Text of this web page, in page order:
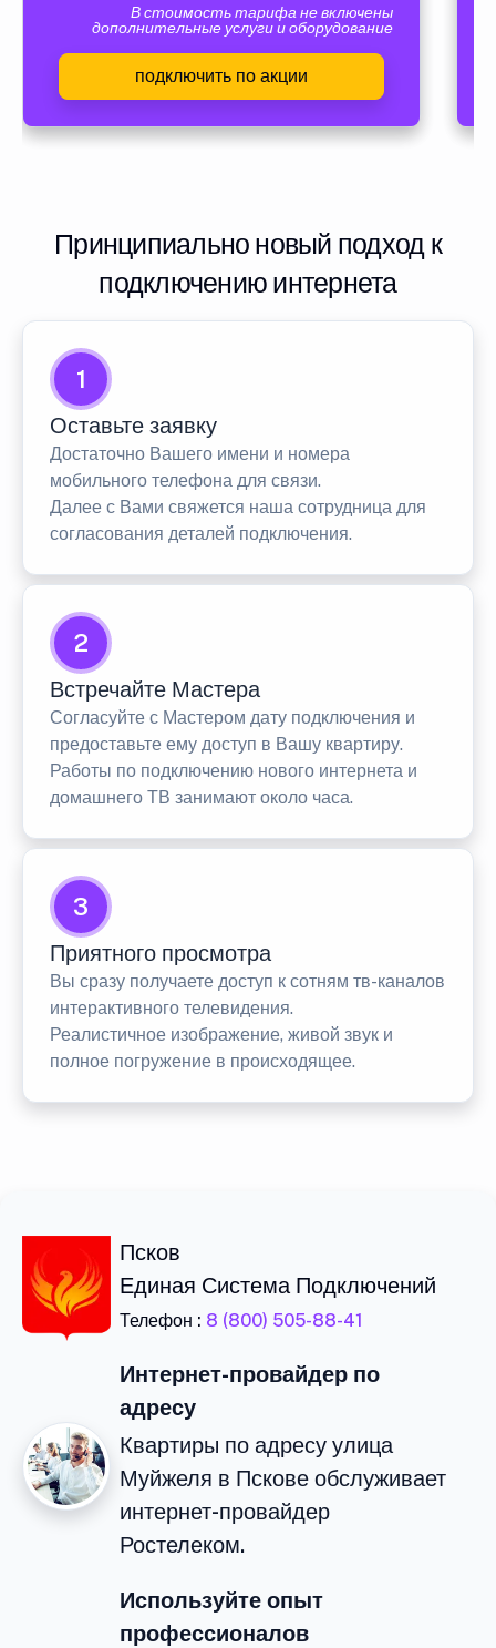
В стоимость тарифа не включены
дополнительные услуги и оборудование
подключить по акции
Принципиально новый подход к
подключению интернета
1
Оставьте заявку
Достаточно Вашего имени и номера
мобильного телефона для связи.
Далее с Вами свяжется наша сотрудница для
согласования деталей подключения.
2
Встречайте Мастера
Согласуйте с Мастером дату подключения и
предоставьте ему доступ в Вашу квартиру.
Работы по подключению нового интернета и
домашнего ТВ занимают около часа.
3
Приятного просмотра
Вы сразу получаете доступ к сотням тв-каналов
интерактивного телевидения.
Реалистичное изображение, живой звук и
полное погружение в происходящее.
Псков
Единая Система Подключений
Телефон : 8 (800) 505-88-41
Интернет-провайдер по
адресу
Квартиры по адресу улица
Муйжеля в Пскове обслуживает
интернет-провайдер
Ростелеком.
Используйте опыт
профессионалов